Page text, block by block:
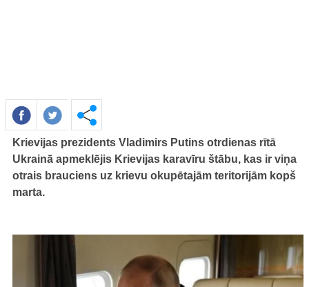
Krievijas prezidents Vladimirs Putins otrdienas rītā
Ukrainā apmeklējis Krievijas karavīru štābu, kas ir viņa
otrais brauciens uz krievu okupētajām teritorijām kopš
marta.